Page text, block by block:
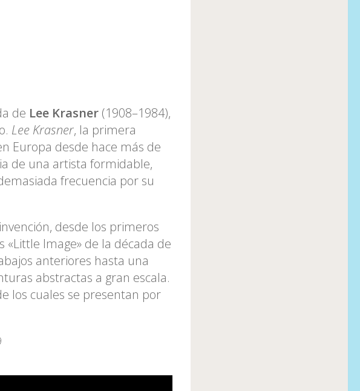
de Lee Krasner (1908–1984),
Lee Krasner, la primera
Europa desde hace más de
de una artista formidable,
frecuencia por su
desde los primeros
Image» de la década de
anteriores hasta una
abstractas a gran escala.
los cuales se presentan por